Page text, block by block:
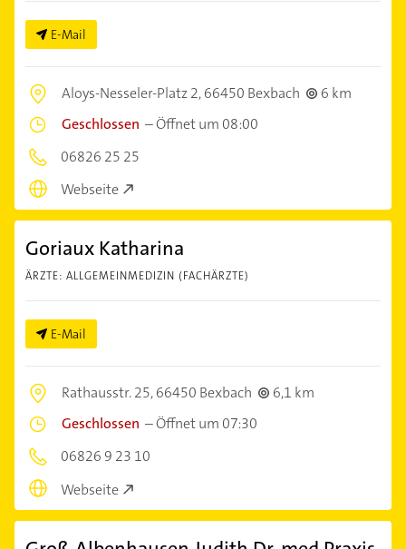
E-Mail
Aloys-Nesseler-Platz 2,66450 Bexbach
6 km
Geschlossen –Öffnet um 08:00
06826 25 25
Webseite
Goriaux Katharina
ÄRZTE: ALLGEMEINMEDIZIN (FACHÄRZTE)
E-Mail
Rathausstr. 25,66450 Bexbach
6,1 km
Geschlossen –Öffnet um 07:30
06826 9 23 10
Webseite